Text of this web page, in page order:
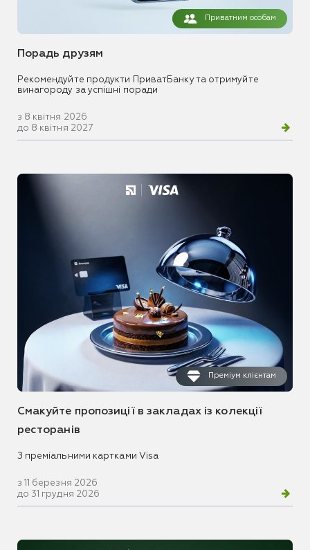
Приватним особам
Порадь друзям
Рекомендуйте продукти ПриватБанку та отримуйте
винагороду за успішні поради
з 8 квітня 2026
до 8 квітня 2027
Преміум клієнтам
Смакуйте пропозиції в закладах із колекції
ресторанів
З преміальними картками Visa
з 11 березня 2026
до 31 грудня 2026